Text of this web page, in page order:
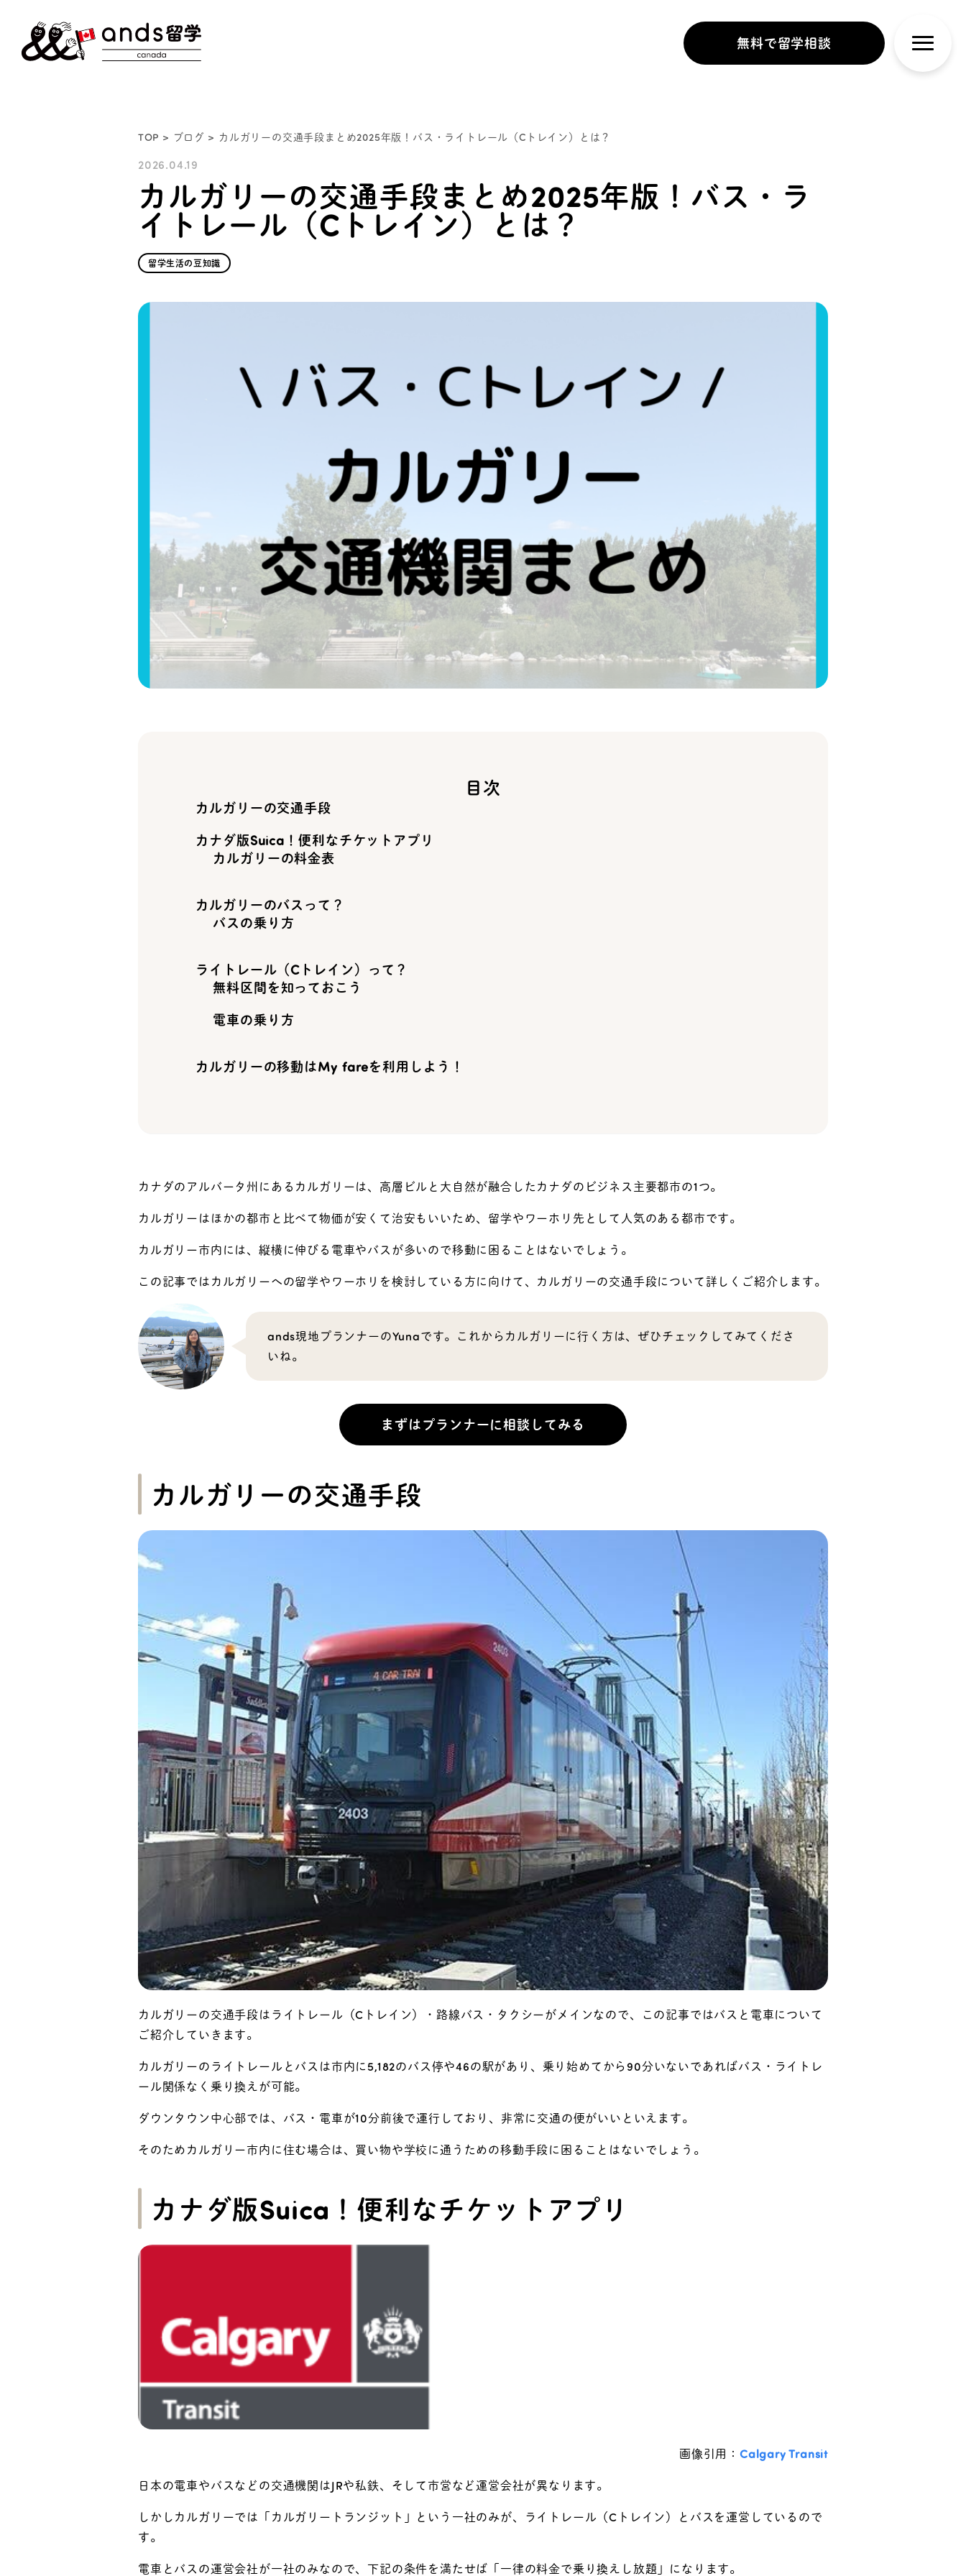
無料で留学相談
TOP > ブログ > カルガリーの交通手段まとめ2025年版！バス・ライトレール（Cトレイン）とは？
2026.04.19
カルガリーの交通手段まとめ2025年版！バス・ラ
イトレール（Cトレイン）とは？
留学生活の豆知識
目次
カルガリーの交通手段
カナダ版Suica！便利なチケットアプリ
カルガリーの料金表
カルガリーのバスって？
バスの乗り方
ライトレール（Cトレイン）って？
無料区間を知っておこう
電車の乗り方
カルガリーの移動はMy fareを利用しよう！
カナダのアルバータ州にあるカルガリーは、高層ビルと大自然が融合したカナダのビジネス主要都市の1つ。
カルガリーはほかの都市と比べて物価が安くて治安もいいため、留学やワーホリ先として人気のある都市です。
カルガリー市内には、縦横に伸びる電車やバスが多いので移動に困ることはないでしょう。
この記事ではカルガリーへの留学やワーホリを検討している方に向けて、カルガリーの交通手段について詳しくご紹介します。
ands現地プランナーのYunaです。これからカルガリーに行く方は、ぜひチェックしてみてくださ
いね。
まずはプランナーに相談してみる
カルガリーの交通手段
カルガリーの交通手段はライトレール（Cトレイン）・路線バス・タクシーがメインなので、この記事ではバスと電車について
ご紹介していきます。
カルガリーのライトレールとバスは市内に5,182のバス停や46の駅があり、乗り始めてから90分いないであればバス・ライトレ
ール関係なく乗り換えが可能。
ダウンタウン中心部では、バス・電車が10分前後で運行しており、非常に交通の便がいいといえます。
そのためカルガリー市内に住む場合は、買い物や学校に通うための移動手段に困ることはないでしょう。
カナダ版Suica！便利なチケットアプリ
画像引用： Calgary Transit
日本の電車やバスなどの交通機関はJRや私鉄、そして市営など運営会社が異なります。
しかしカルガリーでは「カルガリートランジット」という一社のみが、ライトレール（Cトレイン）とバスを運営しているので
す。
電車とバスの運営会社が一社のみなので、下記の条件を満たせば「一律の料金で乗り換えし放題」になります。